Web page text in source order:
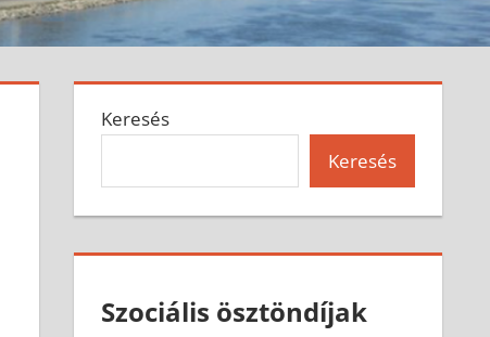
Keresés
Keresés
Szociális ösztöndíjak